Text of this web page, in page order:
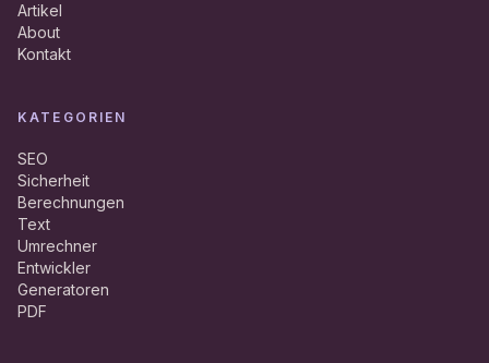
Artikel
About
Kontakt
KATEGORIEN
SEO
Sicherheit
Berechnungen
Text
Umrechner
Entwickler
Generatoren
PDF